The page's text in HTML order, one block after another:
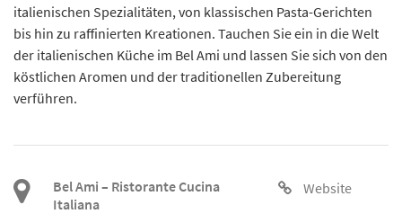
italienischen Spezialitäten, von klassischen Pasta-Gerichten
bis hin zu raffinierten Kreationen. Tauchen Sie ein in die Welt
der italienischen Küche im Bel Ami und lassen Sie sich von den
köstlichen Aromen und der traditionellen Zubereitung
verführen.
Bel Ami – Ristorante Cucina
Italiana
Website